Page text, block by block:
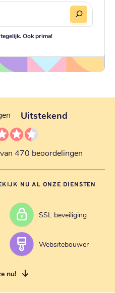
tegelijk. Ook prima!
Uitstekend
470 beoordelingen
NU AL ONZE DIENSTEN
SSL beveiliging
Websitebouwer
nu!